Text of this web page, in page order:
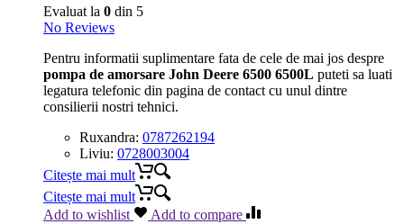
Evaluat la 0 din 5
No Reviews
Pentru informatii suplimentare fata de cele de mai jos despre
pompa de amorsare John Deere 6500 6500L puteti sa luati
legatura telefonic din pagina de contact cu unul dintre
consilierii nostri tehnici.
Ruxandra: 0787262194
Liviu: 0728003004
Citește mai mult
Citește mai mult
Add to wishlist
Add to compare